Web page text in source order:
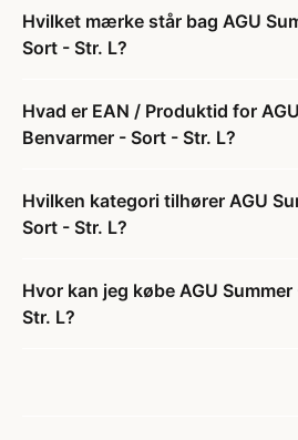
Hvilket mærke står bag AGU
Sort - Str. L?
Hvad er EAN / Produktid for
Benvarmer - Sort - Str. L?
Hvilken kategori tilhører AGU
Sort - Str. L?
Hvor kan jeg købe AGU
Str. L?